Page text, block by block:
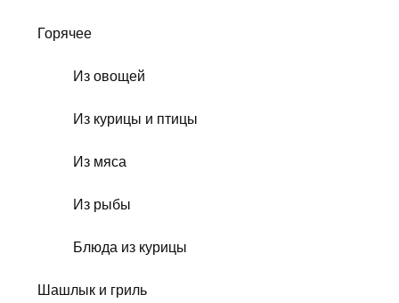
Горячее
Из овощей
Из курицы и птицы
Из мяса
Из рыбы
Блюда из курицы
Шашлык и гриль